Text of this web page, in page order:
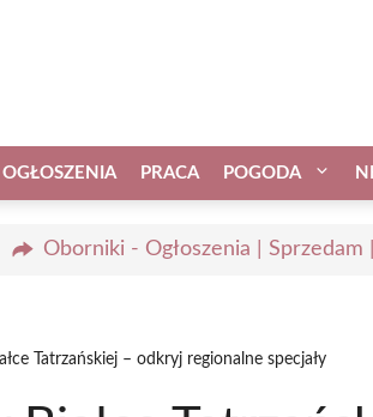
OGŁOSZENIA PRACA POGODA
Oborniki - Ogłoszenia |
Tatrzańskiej – odkryj regionalne specjały